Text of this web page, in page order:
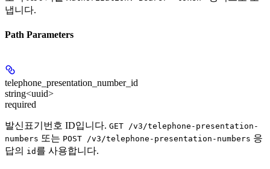
냅니다.
Path Parameters
telephone_presentation_number_id
string<uuid>
required
발신표기번호 ID입니다. GET /v3/telephone-presentation-
numbers 또는 POST /v3/telephone-presentation-numbers 응
답의 id 를 사용합니다.